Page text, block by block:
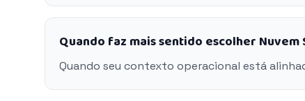
Quando faz mais sentido escolher Nuvem
Quando seu contexto operacional está